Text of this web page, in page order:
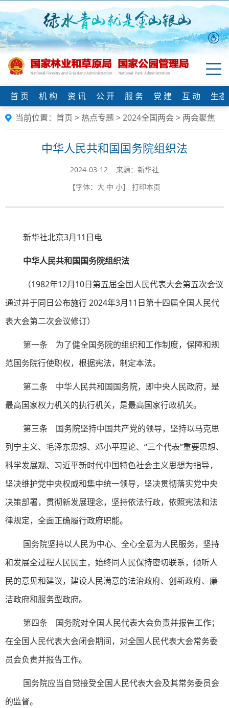
首 页 机 构 资 讯 公 开 服 务 党 建 互 动
生
当前位置： 首页 > 热点专题>2024全国两会 > 两会聚焦
中华人民共和国国务院组织法
2024-03-12 来源：新华社
【字体： 大 中 小】 打印本页
新华社北京3月11日电
中华人民共和国国务院组织法
（1982年12月10日第五届全国人民代表大会第五次会议
通过并于同日公布施行 2024年3月11日第十四届全国人民代
表大会第二次会议修订）
第一条 为了健全国务院的组织和工作制度，保障和规
范国务院行使职权，根据宪法，制定本法。
第二条 中华人民共和国国务院，即中央人民政府，是
最高国家权力机关的执行机关，是最高国家行政机关。
第三条 国务院坚持中国共产党的领导，坚持以马克思
列宁主义、毛泽东思想、邓小平理论、“三个代表”重要思想、
科学发展观、习近平新时代中国特色社会主义思想为指导，
坚决维护党中央权威和集中统一领导，坚决贯彻落实党中央
决策部署，贯彻新发展理念，坚持依法行政，依照宪法和法
律规定，全面正确履行政府职能。
国务院坚持以人民为中心、全心全意为人民服务，坚持
和发展全过程人民民主，始终同人民保持密切联系，倾听人
民的意见和建议，建设人民满意的法治政府、创新政府、廉
洁政府和服务型政府。
第四条 国务院对全国人民代表大会负责并报告工作；
在全国人民代表大会闭会期间，对全国人民代表大会常务委
员会负责并报告工作。
国务院应当自觉接受全国人民代表大会及其常务委员会
的监督。